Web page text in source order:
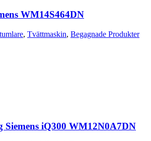
WM14S464DN
, Tvättmaskin, Begagnade Produkter
Siemens iQ300 WM12N0A7DN